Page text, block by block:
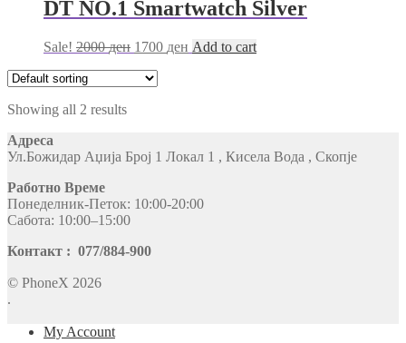
DT NO.1 Smartwatch Silver
Sale! 2000ден 1700 ден Add to cart
Showing all 2 results
Адреса
Ул.Божидар Аџија Број 1 Локал 1 , Кисела Вода , Скопје
Работно Време
Понеделник-Петок: 10:00-20:00
Сабота: 10:00–15:00
Контакт : 077/884-900
© PhoneX 2026
.
My Account